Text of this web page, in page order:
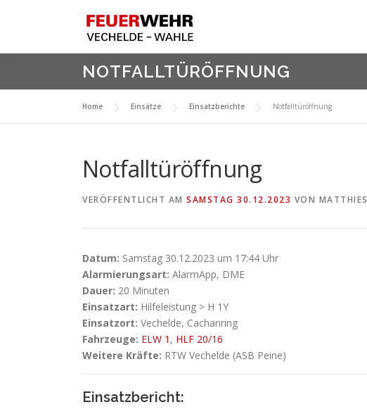
NOTFALLTÜRÖFFNUNG
Home Einsätze Einsatzberichte Notfalltüröffnung
Notfalltüröffnung
VERÖFFENTLICHT AM SAMSTAG 30.12.2023 VON MATTHIES
Datum: Samstag 30.12.2023 um 17:44 Uhr
Alarmierungsart: AlarmApp, DME
Dauer: 20 Minuten
Einsatzart: Hilfeleistung > H 1Y
Einsatzort: Vechelde, Cachanring
Fahrzeuge: ELW 1 , HLF 20/16
Weitere Kräfte: RTW Vechelde (ASB Peine)
Einsatzbericht: